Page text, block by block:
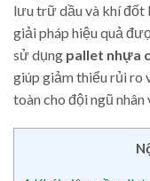
lưu trữ dầu và khí đốt
giải pháp hiệu quả
sử dụng pallet nhựa
giúp giảm thiểu rủi ro
toàn cho đội ngũ nhân